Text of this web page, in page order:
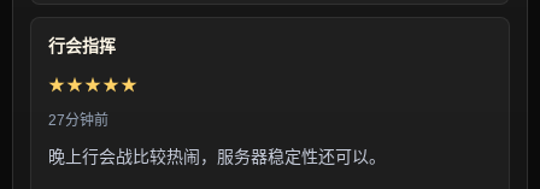
行会指挥
★★★★★
27分钟前
晚上行会战比较热闹，服务器稳定性还可以。